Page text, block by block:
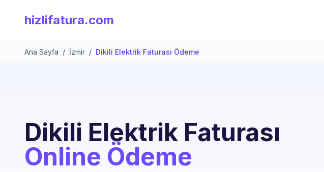
hizlifatura.com
Ana Sayfa / İzmir / Dikili Elektrik Faturası Ödeme
Dikili Elektrik Faturası
Online Ödeme